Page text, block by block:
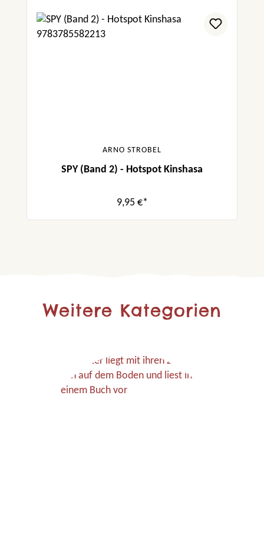
ARNO STROBEL
SPY (Band 2) - Hotspot Kinshasa
9,95 €*
Weitere Kategorien